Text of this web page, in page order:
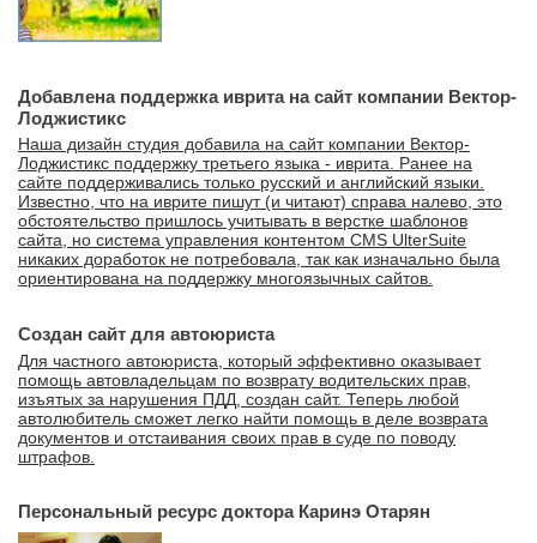
Добавлена поддержка иврита на сайт компании Вектор-
Лоджистикс
Наша дизайн студия добавила на сайт компании Вектор-
Лоджистикс поддержку третьего языка - иврита. Ранее на
сайте поддерживались только русский и английский языки.
Известно, что на иврите пишут (и читают) справа налево, это
обстоятельство пришлось учитывать в верстке шаблонов
сайта, но система управления контентом CMS UlterSuite
никаких доработок не потребовала, так как изначально была
ориентирована на поддержку многоязычных сайтов.
Создан сайт для автоюриста
Для частного автоюриста, который эффективно оказывает
помощь автовладельцам по возврату водительских прав,
изъятых за нарушения ПДД, создан сайт. Теперь любой
автолюбитель сможет легко найти помощь в деле возврата
документов и отстаивания своих прав в суде по поводу
штрафов.
Персональный ресурс доктора Каринэ Отарян